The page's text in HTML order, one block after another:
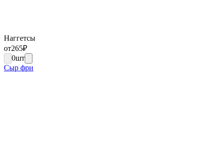
Наггетсы
от265₽
0шт
Сыр фри